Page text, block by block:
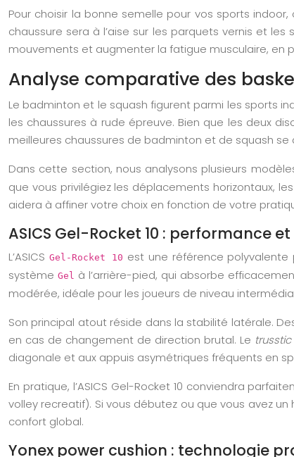
Pour choisir la bonne semelle pour vos sports
chaussure sera à l’aise sur les parquets vernis et
mouvements et augmenter la fatigue musculaire, en
Analyse comparative des
Le badminton et le squash figurent parmi les sports
les chaussures à rude épreuve. Bien que les deux
meilleures chaussures de badminton et de squash
Dans cette section, nous analysons plusieurs
que vous privilégiez les déplacements horizontaux,
aidera à affiner votre choix en fonction de votre
ASICS Gel-Rocket 10 : performance
L’ASICS Gel-Rocket 10 est une référence
système Gel à l’arrière-pied, qui absorbe
modérée, idéale pour les joueurs de niveau
Son principal atout réside dans la stabilité latérale.
en cas de changement de direction brutal. Le
diagonale et aux appuis asymétriques fréquents en
En pratique, l’ASICS Gel-Rocket 10 conviendra
volley recreatif). Si vous débutez ou que vous avez
confort global.
Yonex power cushion : technologie